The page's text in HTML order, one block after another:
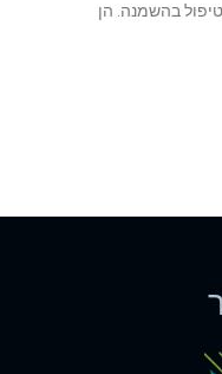
בהשמנה. הן